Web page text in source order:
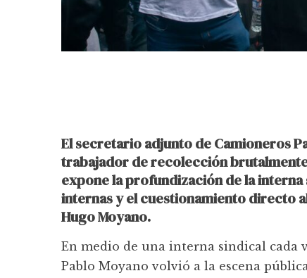
El secretario adjunto de Camioneros
trabajador de recolección
expone la profundización de la
internas y el cuestionamiento directo
Hugo Moyano.
En medio de una interna sindical cada
Pablo Moyano volvió a la escena